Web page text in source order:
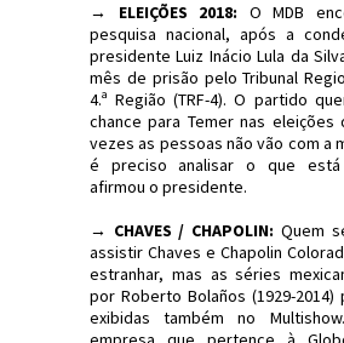
→ ELEIÇÕES 2018: O MDB
pesquisa nacional, após a
presidente Luiz Inácio Lula da
mês de prisão pelo Tribunal
4.ª Região (TRF-4). O partido
chance para Temer nas eleições
vezes as pessoas não vão com a
é preciso analisar o que
afirmou o presidente.
→ CHAVES / CHAPOLIN: Quem
assistir Chaves e Chapolin
estranhar, mas as séries
por Roberto Bolaños (1929-
exibidas também no